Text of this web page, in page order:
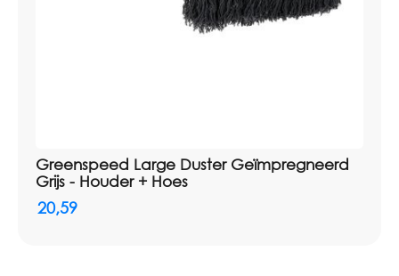
Greenspeed Large Duster Geïmpregneerd
Grijs - Houder + Hoes
20,59